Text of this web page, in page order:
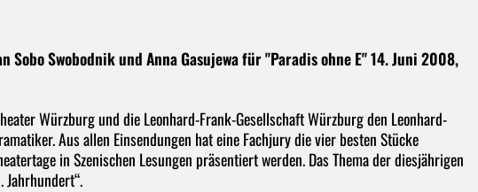
Sobo Swobodnik und Anna Gasujewa für "Paradis ohne E" 14. Juni 2008,
Würzburg und die Leonhard-Frank-Gesellschaft Würzburg den Leonhard-
Aus allen Einsendungen hat eine Fachjury die vier besten Stücke
in Szenischen Lesungen präsentiert werden. Das Thema der diesjährigen
Jahrhundert“.